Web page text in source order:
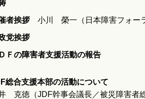
者挨拶小川 榮一（日本障害フォーラ
党挨拶
Ｆの障害者支援活動の報告
総合支援本部の活動について
克徳（JDF幹事会議長／被災障害者